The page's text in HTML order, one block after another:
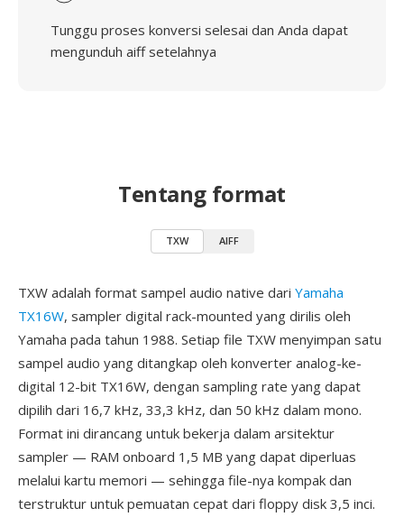
Tunggu proses konversi selesai dan Anda dapat
mengunduh aiff setelahnya
Tentang format
TXW AIFF
TXW adalah format sampel audio native dari Yamaha
TX16W, sampler digital rack-mounted yang dirilis oleh
Yamaha pada tahun 1988. Setiap file TXW menyimpan satu
sampel audio yang ditangkap oleh konverter analog-ke-
digital 12-bit TX16W, dengan sampling rate yang dapat
dipilih dari 16,7 kHz, 33,3 kHz, dan 50 kHz dalam mono.
Format ini dirancang untuk bekerja dalam arsitektur
sampler — RAM onboard 1,5 MB yang dapat diperluas
melalui kartu memori — sehingga file-nya kompak dan
terstruktur untuk pemuatan cepat dari floppy disk 3,5 inci.